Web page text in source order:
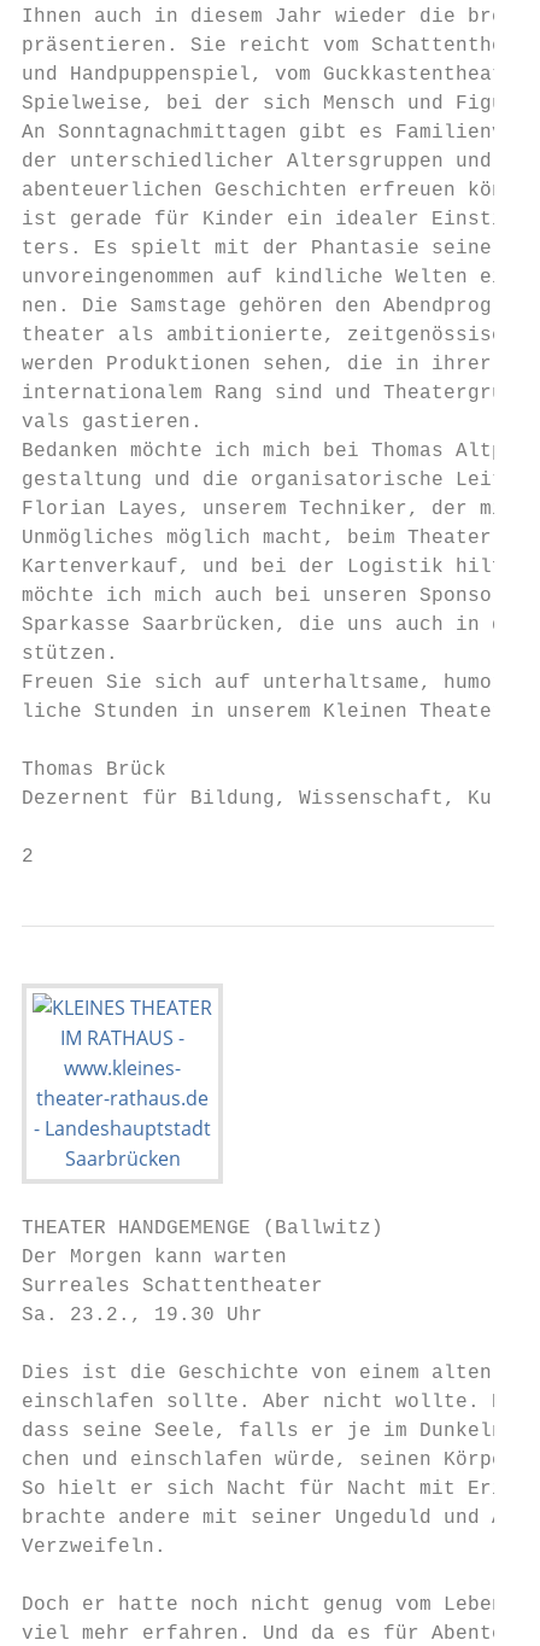
Ihnen auch in diesem Jahr wieder die
präsentieren. Sie reicht vom
und Handpuppenspiel, vom
Spielweise, bei der sich Mensch und Figur
An Sonntagnachmittagen gibt es
der unterschiedlicher Altersgruppen und
abenteuerlichen Geschichten erfreuen
ist gerade für Kinder ein idealer Einstieg
ters. Es spielt mit der Phantasie seiner
unvoreingenommen auf kindliche Welten
nen. Die Samstage gehören den
theater als ambitionierte, zeitgenössische
werden Produktionen sehen, die in ihrer
internationalem Rang sind und
vals gastieren.
Bedanken möchte ich mich bei Thomas
gestaltung und die organisatorische
Florian Layes, unserem Techniker, der mit
Unmögliches möglich macht, beim Theater
Kartenverkauf, und bei der Logistik
möchte ich mich auch bei unseren
Sparkasse Saarbrücken, die uns auch in
stützen.
Freuen Sie sich auf unterhaltsame,
liche Stunden in unserem Kleinen Theater!
Thomas Brück
Dezernent für Bildung, Wissenschaft, Kultur
2
THEATER HANDGEMENGE (Ballwitz)
Der Morgen kann warten
Surreales Schattentheater
Sa. 23.2., 19.30 Uhr
Dies ist die Geschichte von einem alten
einschlafen sollte. Aber nicht wollte. Er
dass seine Seele, falls er je im Dunkeln die
chen und einschlafen würde, seinen Körper
So hielt er sich Nacht für Nacht mit
brachte andere mit seiner Ungeduld und
Verzweifeln.
Doch er hatte noch nicht genug vom Leben,
viel mehr erfahren. Und da es für